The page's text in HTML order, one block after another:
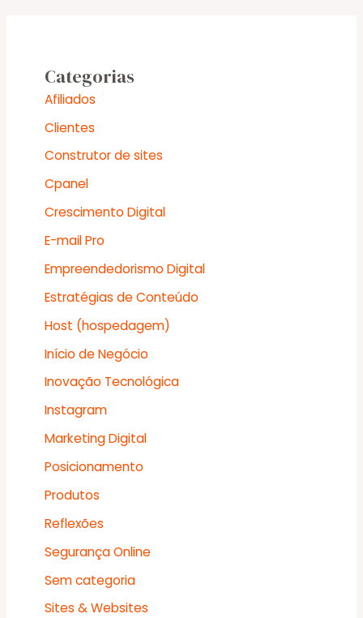
Categorias
Afiliados
Clientes
Construtor de sites
Cpanel
Crescimento Digital
E-mail Pro
Empreendedorismo Digital
Estratégias de Conteúdo
Host (hospedagem)
Início de Negócio
Inovação Tecnológica
Instagram
Marketing Digital
Posicionamento
Produtos
Reflexões
Segurança Online
Sem categoria
Sites & Websites